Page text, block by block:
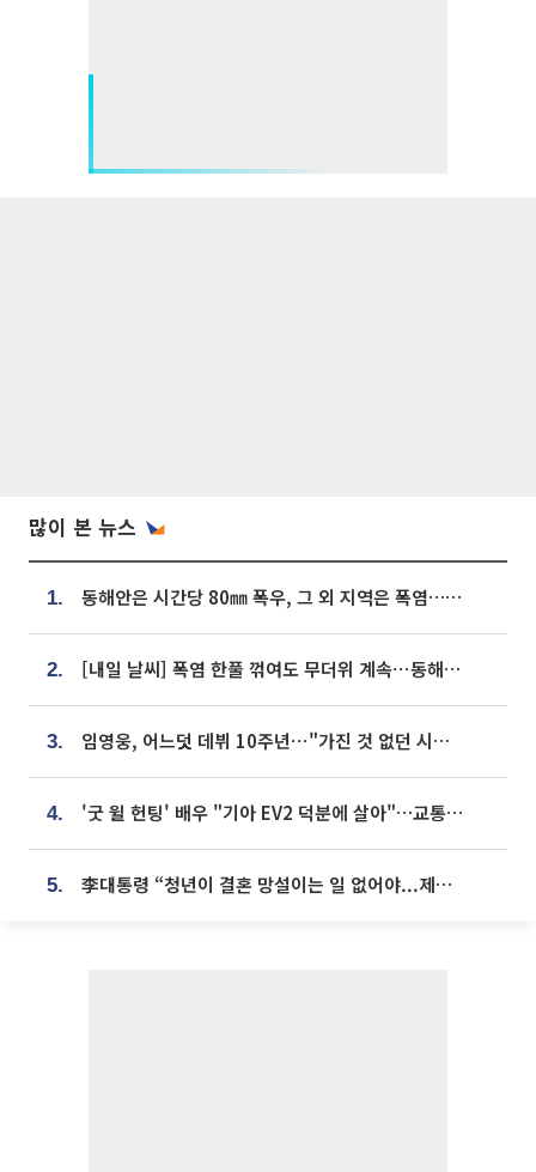
많이 본 뉴스
1. 동해안은 시간당 80㎜ 폭우, 그 외 지역은 폭염…‘극과 극 날씨’
2. [내일 날씨] 폭염 한풀 꺾여도 무더위 계속⋯동해안 이틀 연속 비
3. 임영웅, 어느덧 데뷔 10주년⋯"가진 것 없던 시절, 내 앞엔 20명의 팬뿐"
4. '굿 윌 헌팅' 배우 "기아 EV2 덕분에 살아"…교통사고 후 안전성 극찬
5. 李대통령 “청년이 결혼 망설이는 일 없어야...제도상 불이익 조사”